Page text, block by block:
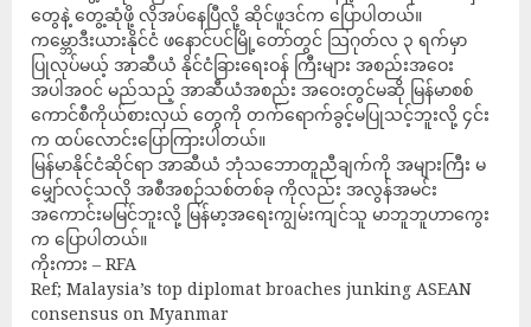
တွေနဲ့ တွေ့ဆုံဖို့ လိုအပ်နေပြီလို့ ဆိုင်ဖူဒင်က ပြောပါတယ်။
ကမ္ဘောဒီးယားနိုင်ငံ ဖနောင်ပင်မြို့တော်တွင် သြဂုတ်လ ၃ ရက်မှာ
ပြုလုပ်မယ့် အာဆီယံ နိုင်ငံခြားရေးဝန် ကြီးများ အစည်းအဝေး
အပါအဝင် မည်သည့် အာဆီယံအစည်း အဝေးတွင်မဆို မြန်မာစစ်
ကောင်စီကိုယ်စားလှယ် တွေကို တက်ရောက်ခွင့်မပြုသင့်ဘူးလို့ ၄င်း
က ထပ်လောင်းပြောကြားပါတယ်။
မြန်မာနိုင်ငံဆိုင်ရာ အာဆီယံ ဘုံသဘောတူညီချက်ကို အများကြီး မ
မျှော်လင့်သလို အစီအစဉ်သစ်တစ်ခု ကိုလည်း အလွန်အမင်း
အကောင်းမမြင်ဘူးလို့ မြန်မာ့အရေးကျွမ်းကျင်သူ မာဘူဘူဟာကွေး
က ပြောပါတယ်။
ကိုးကား – RFA
Ref; Malaysia’s top diplomat broaches junking ASEAN
consensus on Myanmar